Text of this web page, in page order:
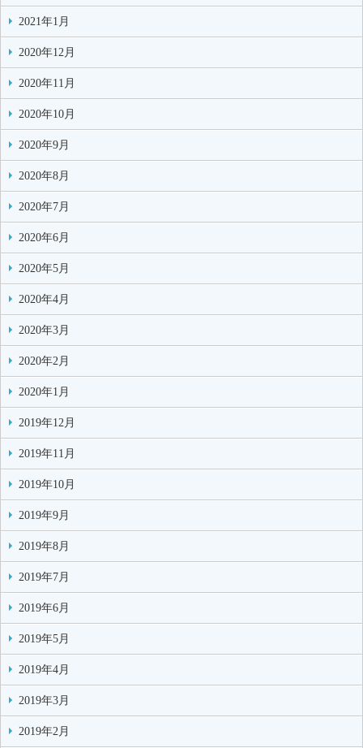
2021年1月
2020年12月
2020年11月
2020年10月
2020年9月
2020年8月
2020年7月
2020年6月
2020年5月
2020年4月
2020年3月
2020年2月
2020年1月
2019年12月
2019年11月
2019年10月
2019年9月
2019年8月
2019年7月
2019年6月
2019年5月
2019年4月
2019年3月
2019年2月